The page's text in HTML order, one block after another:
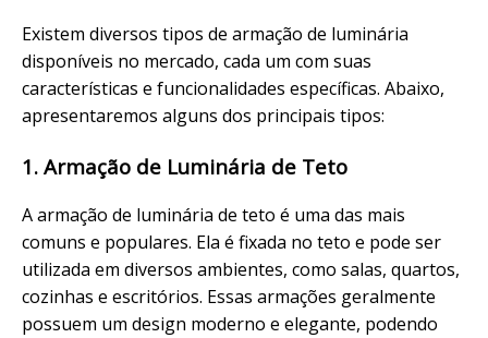
Existem diversos tipos de armação de luminária
disponíveis no mercado, cada um com suas
características e funcionalidades específicas. Abaixo,
apresentaremos alguns dos principais tipos:
1. Armação de Luminária de Teto
A armação de luminária de teto é uma das mais
comuns e populares. Ela é fixada no teto e pode ser
utilizada em diversos ambientes, como salas, quartos,
cozinhas e escritórios. Essas armações geralmente
possuem um design moderno e elegante, podendo